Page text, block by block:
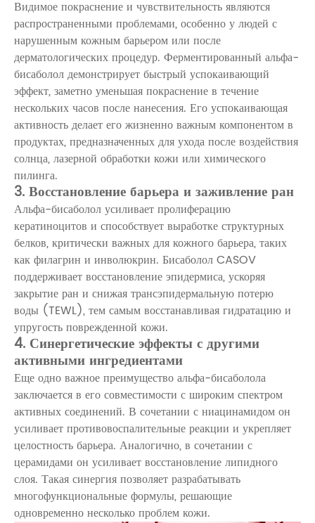
Видимое покраснение и чувствительность являются
распространенными проблемами, особенно у людей с
нарушенным кожным барьером или после
дерматологических процедур. Ферментированный альфа-
бисаболол демонстрирует быстрый успокаивающий
эффект, заметно уменьшая покраснение в течение
нескольких часов после нанесения. Его успокаивающая
активность делает его жизненно важным компонентом в
продуктах, предназначенных для ухода после воздействия
солнца, лазерной обработки кожи или химического
пилинга.
3. Восстановление барьера и заживление ран
Альфа-бисаболол усиливает пролиферацию
кератиноцитов и способствует выработке структурных
белков, критически важных для кожного барьера, таких
как филагрин и инволюкрин. Бисаболол CASOV
поддерживает восстановление эпидермиса, ускоряя
закрытие ран и снижая трансэпидермальную потерю
воды (TEWL), тем самым восстанавливая гидратацию и
упругость поврежденной кожи.
4. Синергетические эффекты с другими
активными ингредиентами
Еще одно важное преимущество альфа-бисаболола
заключается в его совместимости с широким спектром
активных соединений. В сочетании с ниацинамидом он
усиливает противовоспалительные реакции и укрепляет
целостность барьера. Аналогично, в сочетании с
церамидами он усиливает восстановление липидного
слоя. Такая синергия позволяет разрабатывать
многофункциональные формулы, решающие
одновременно несколько проблем кожи.